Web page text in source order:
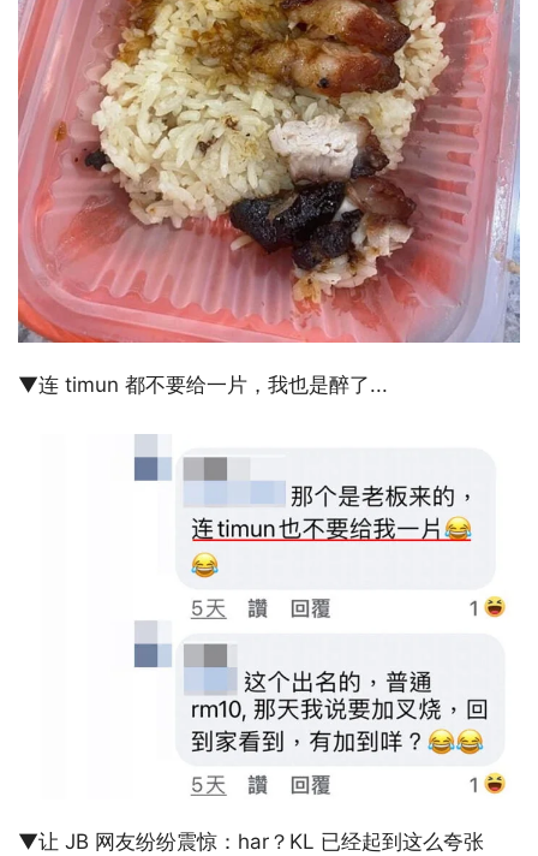
▼连 timun 都不要给一片，我也是醉了...
▼让 JB 网友纷纷震惊：har？KL 已经起到这么夸张